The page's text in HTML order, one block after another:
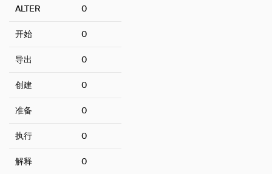
Media
ALTER 0
开始 0
导出 0
创建 0
准备 0
执行 0
解释 0